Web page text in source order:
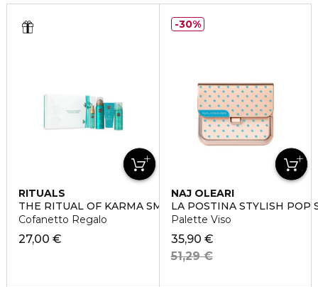
RITUALS
THE RITUAL OF KARMA SMALL
Cofanetto Regalo
27,00 €
NAJ OLEARI
LA POSTINA STYLISH POP
Palette Viso
35,90 €
51,29 €
30%